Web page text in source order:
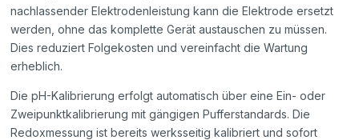
nachlassender Elektrodenleistung kann die Elektrode ersetzt
werden, ohne das komplette Gerät austauschen zu müssen.
Dies reduziert Folgekosten und vereinfacht die Wartung
erheblich.
Die pH-Kalibrierung erfolgt automatisch über eine Ein- oder
Zweipunktkalibrierung mit gängigen Pufferstandards. Die
Redoxmessung ist bereits werksseitig kalibriert und sofort